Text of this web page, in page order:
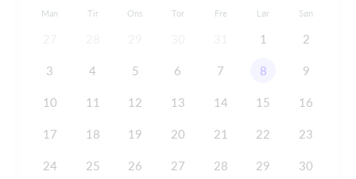
Man Tir Ons Tor Fre Lør Søn
1 2
3 4 5 6 7 8 9
10 11 12 13 14 15 16
17 18 19 20 21 22 23
24 25 26 27 28 29 30